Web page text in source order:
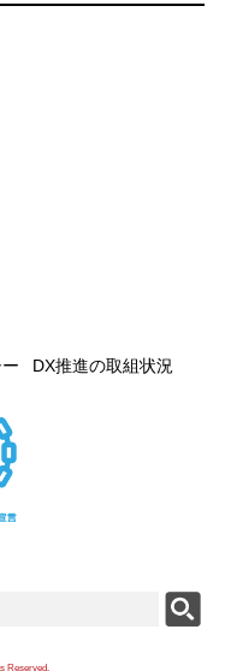
DX推進の取組状況
Reserved.